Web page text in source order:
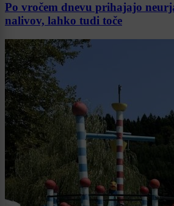
Po vročem dnevu prihajajo
nalivov, lahko tudi toče